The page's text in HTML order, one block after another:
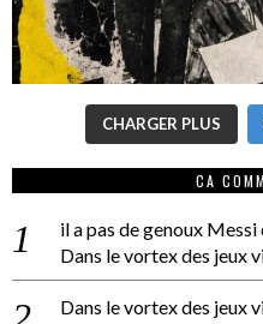
CHARGER PLUS
CA
il a pas de genoux
Dans le vortex des jeux
Dans le vortex des jeux